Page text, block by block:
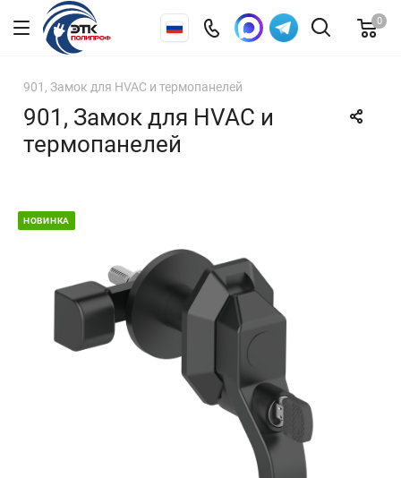
0
901, Замок для HVAC и термопанелей
901, Замок для HVAC и
термопанелей
НОВИНКА